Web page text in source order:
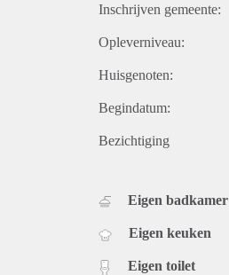
Inschrijven gemeente:
Opleverniveau:
Huisgenoten:
Begindatum:
Bezichtiging
Eigen badkamer
Eigen keuken
Eigen toilet